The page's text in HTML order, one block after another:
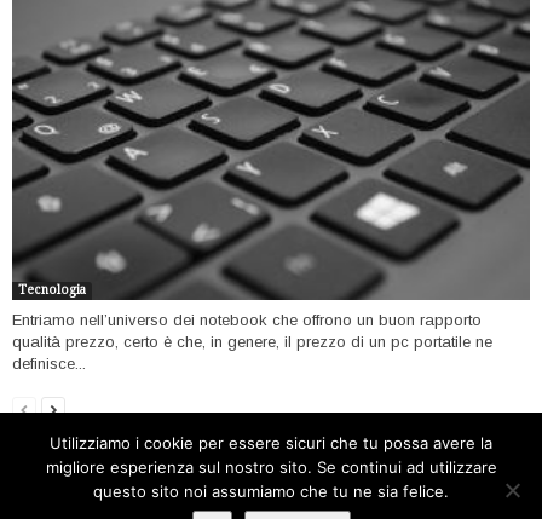
Tecnologia
Entriamo nell’universo dei notebook che offrono un buon rapporto
qualità prezzo, certo è che, in genere, il prezzo di un pc portatile ne
definisce...
Home Open data Software Internet
Tecnologia
Filosofia open
Contatti
Utilizziamo i cookie per essere sicuri che tu possa avere la
migliore esperienza sul nostro sito. Se continui ad utilizzare
questo sito noi assumiamo che tu ne sia felice.